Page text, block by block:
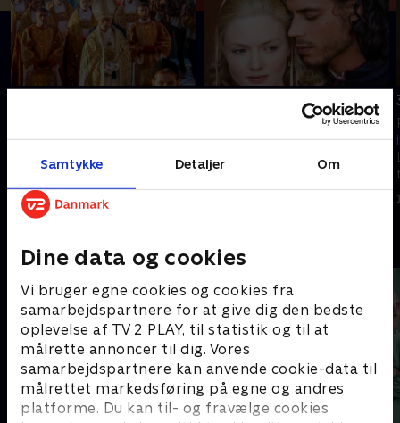
Samtykke Detaljer Om
Dine data og cookies
Vi bruger egne cookies og cookies fra
samarbejdspartnere for at give dig den bedste
oplevelse af TV 2 PLAY, til statistik og til at
målrette annoncer til dig. Vores
samarbejdspartnere kan anvende cookie-data til
målrettet markedsføring på egne og andres
platforme. Du kan til- og fravælge cookies
og intimidere sig vej til at blive
valgt som Pave Alexander VI.
2. Snigmorderen
Den nye pave spilder ikke tiden
og konsoliderer magten ved at
udpege sine børn til høje
embeder.
Andre så også